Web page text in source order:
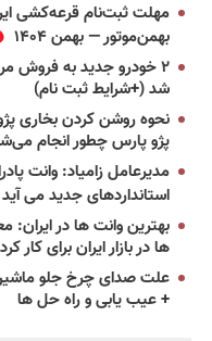
مهلت ثبت‌نام قرعه‌کشی
بهمن‌موتور — بهمن ۱۴۰۴
۲ خودرو جدید به فروش
شد (+شرایط ثبت نام)
نحوه روشن کردن بخاری
پژو پارس چطور انجام
مدیرعامل زامیاد: وانت
استانداردهای جدید می آید
ها در بازار ایران برای کار
علت صدای چرخ جلو
+ عیب یابی و راه حل ها